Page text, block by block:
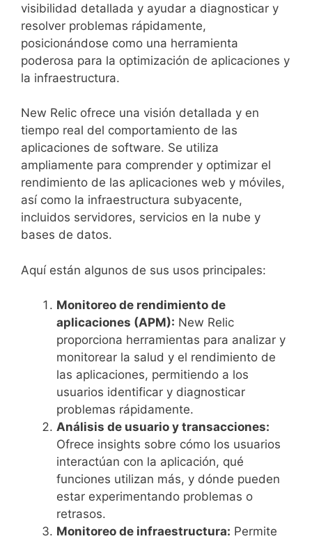
visibilidad detallada y ayudar a diagnosticar y
resolver problemas rápidamente,
posicionándose como una herramienta
poderosa para la optimización de aplicaciones y
la infraestructura.
New Relic ofrece una visión detallada y en
tiempo real del comportamiento de las
aplicaciones de software. Se utiliza
ampliamente para comprender y optimizar el
rendimiento de las aplicaciones web y móviles,
así como la infraestructura subyacente,
incluidos servidores, servicios en la nube y
bases de datos.
Aquí están algunos de sus usos principales:
Monitoreo de rendimiento de
aplicaciones (APM): New Relic
proporciona herramientas para analizar y
monitorear la salud y el rendimiento de
las aplicaciones, permitiendo a los
usuarios identificar y diagnosticar
problemas rápidamente.
Análisis de usuario y transacciones:
Ofrece insights sobre cómo los usuarios
interactúan con la aplicación, qué
funciones utilizan más, y dónde pueden
estar experimentando problemas o
retrasos.
Monitoreo de infraestructura: Permite